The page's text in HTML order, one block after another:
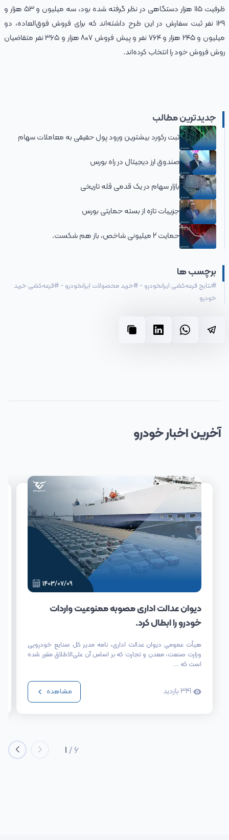
ظرفیت ١١۵ هزار دستگاهی در نظر گرفته شده بود، سه میلیون و ۵۳ هزار و
۱۲۹ نفر ثبت سفارش در این طرح داشته‌اند که برای فروش فوق‌العاده، دو
میلیون و ۲۴۵ هزار و ۷۶۴ نفر و پیش فروش ۸۰۷ هزار و ۳۶۵ نفر متقاضیان
روش فروش خود را انتخاب کرده‌اند.
جدیدترین مطالب
ثبت رکورد بیشترین ورود پول حقیقی به معاملات سهام
صندوق ارز دیجیتال در راه بورس
بازار سهام در یک قدمی قله تاریخی
جزییات تازه از بسته حمایتی بورس
حمایت 2 میلیونی شاخص، باز هم شکست.
برچسب ها
#نتایج قرعه‌کشی ایرانخودرو -
#خرید محصولات ایرانخودرو -
#قرعه‌کشی خرید
خودرو
آخریناخبارخودرو
دیوان عدالت اداری مصوبه ممنوعیت واردات
خودرو را ابطال کرد.
هیأت عمومی دیوان عدالت اداری، نامه مدیر کل صنایع خودرویی
وزارت صنعت، معدن و تجارت که بر اساس آن علی‌الاطلاق مقرر شده
است که ...
341 بازدید مشاهده
1/6